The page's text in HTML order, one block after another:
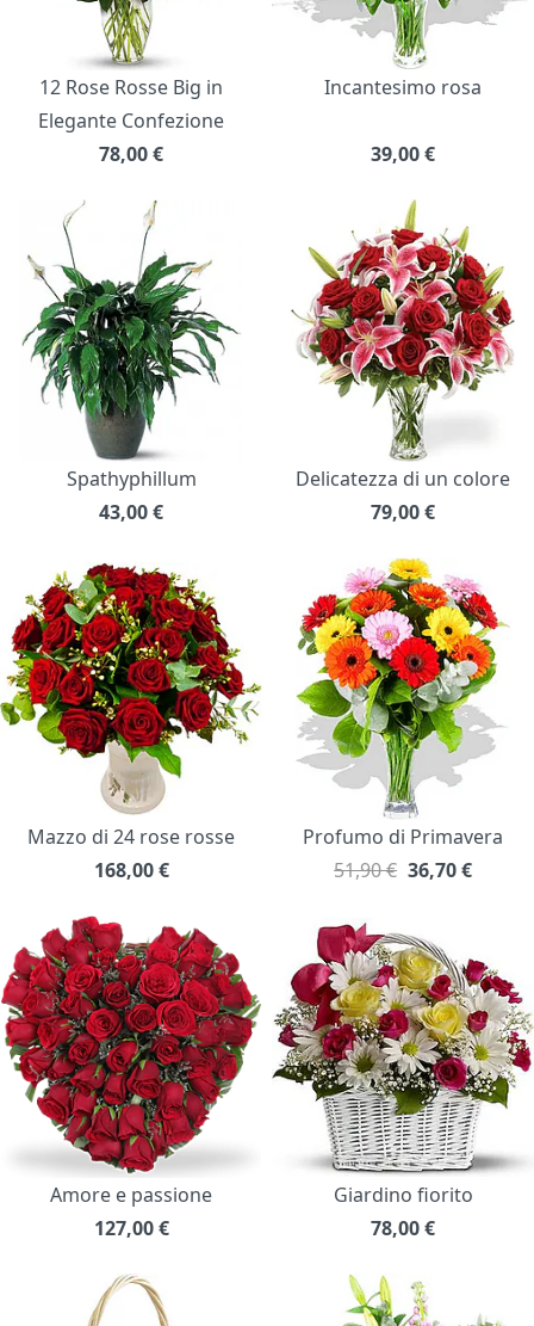
12 Rose Rosse Big in
Elegante Confezione
78,00€
Incantesimo rosa
39,00€
Spathyphillum
43,00€
Delicatezza di un colore
79,00€
Mazzo di 24 rose rosse
168,00 €
Profumo di Primavera
51,90 € 36,70€
Amore e passione
127,00 €
Giardino fiorito
78,00€